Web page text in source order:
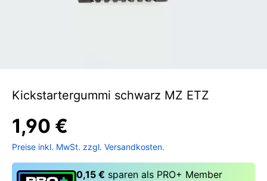
Kickstartergummi schwarz MZ ETZ
1,90 €
Preise inkl. MwSt. zzgl. Versandkosten.
0,15 € sparen als PRO+ Member